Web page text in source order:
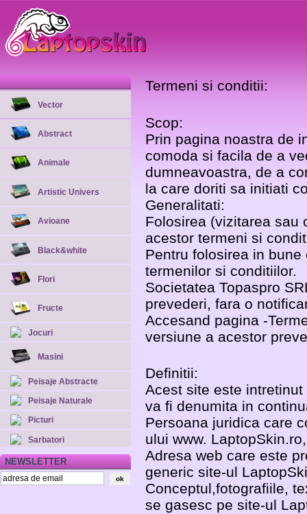
Vector
Abstract
Animale
Artistic Univers
Avioane
Black&white
Flori
Fructe
Jocuri
Masini
Peisaje Abstracte
Peisaje Naturale
Picturi
Sarbatori
NEWSLETTER
Termeni si conditii:
Scop:
Prin pagina noastra de
comoda si facila de a
dumneavoastra, de a
la care doriti sa initiati
Generalitati:
Folosirea (vizitarea sau
acestor termeni si
Pentru folosirea in
termenilor si conditiilor.
Societatea Topaspro
prevederi, fara o
Accesand pagina -
versiune a acestor
Definitii:
Acest site este
va fi denumita in
Persoana juridica care
ului www.
Adresa web care este
generic site-ul
Conceptul,fotografiile,
se gasesc pe site-ul